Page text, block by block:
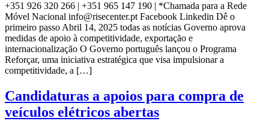
+351 926 320 266 | +351 965 147 190 | *Chamada para a Rede
Móvel Nacional info@risecenter.pt Facebook Linkedin Dê o
primeiro passo Abril 14, 2025 todas as notícias Governo aprova
medidas de apoio à competitividade, exportação e
internacionalização ​O Governo português lançou o Programa
Reforçar, uma iniciativa estratégica que visa impulsionar a
competitividade, a […]
Candidaturas a apoios para compra de
veículos elétricos abertas